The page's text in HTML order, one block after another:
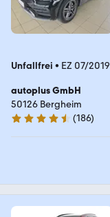
Unfallfrei • EZ 07/2019
autoplus GmbH
50126 Bergheim
4.7 Sterne
(186)